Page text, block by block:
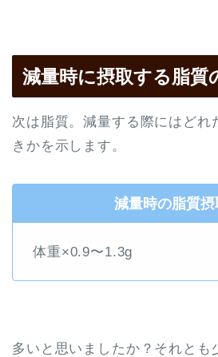
減量時に摂取する脂質
次は脂質。減量する際にはどれ
きかを示します。
減量時の脂質摂
体重×0.9〜1.3g
多いと思いましたか？それとも